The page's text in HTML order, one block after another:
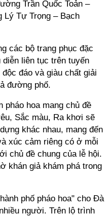
Trần Quốc Toản –
Lý Tự Trọng – Bạch
các bộ trang phục đặc
liên tục trên tuyến
đáo và giàu chất giải
đường phố.
pháo hoa mang chủ đề
Sắc màu, Ra khơi sẽ
khác nhau, mang đến
xúc cảm riêng có ở mỗi
chủ đề chung của lễ hội.
khán giả khám phá trong
phố pháo hoa" cho Đà
người. Trên lộ trình